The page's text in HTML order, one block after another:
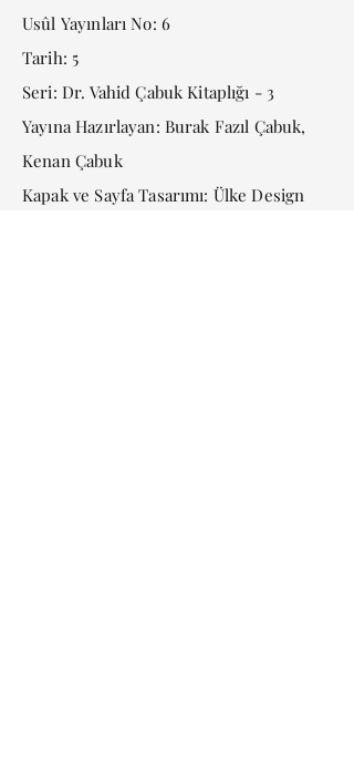
Usûl Yayınları No: 6
Tarih: 5
Seri: Dr. Vahid Çabuk Kitaplığı - 3
Yayına Hazırlayan: Burak Fazıl Çabuk,
Kenan Çabuk
Kapak ve Sayfa Tasarımı: Ülke Design